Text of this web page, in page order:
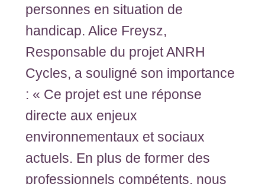
personnes en situation de
handicap. Alice Freysz,
Responsable du projet ANRH
Cycles, a souligné son importance
: « Ce projet est une réponse
directe aux enjeux
environnementaux et sociaux
actuels. En plus de former des
professionnels compétents, nous